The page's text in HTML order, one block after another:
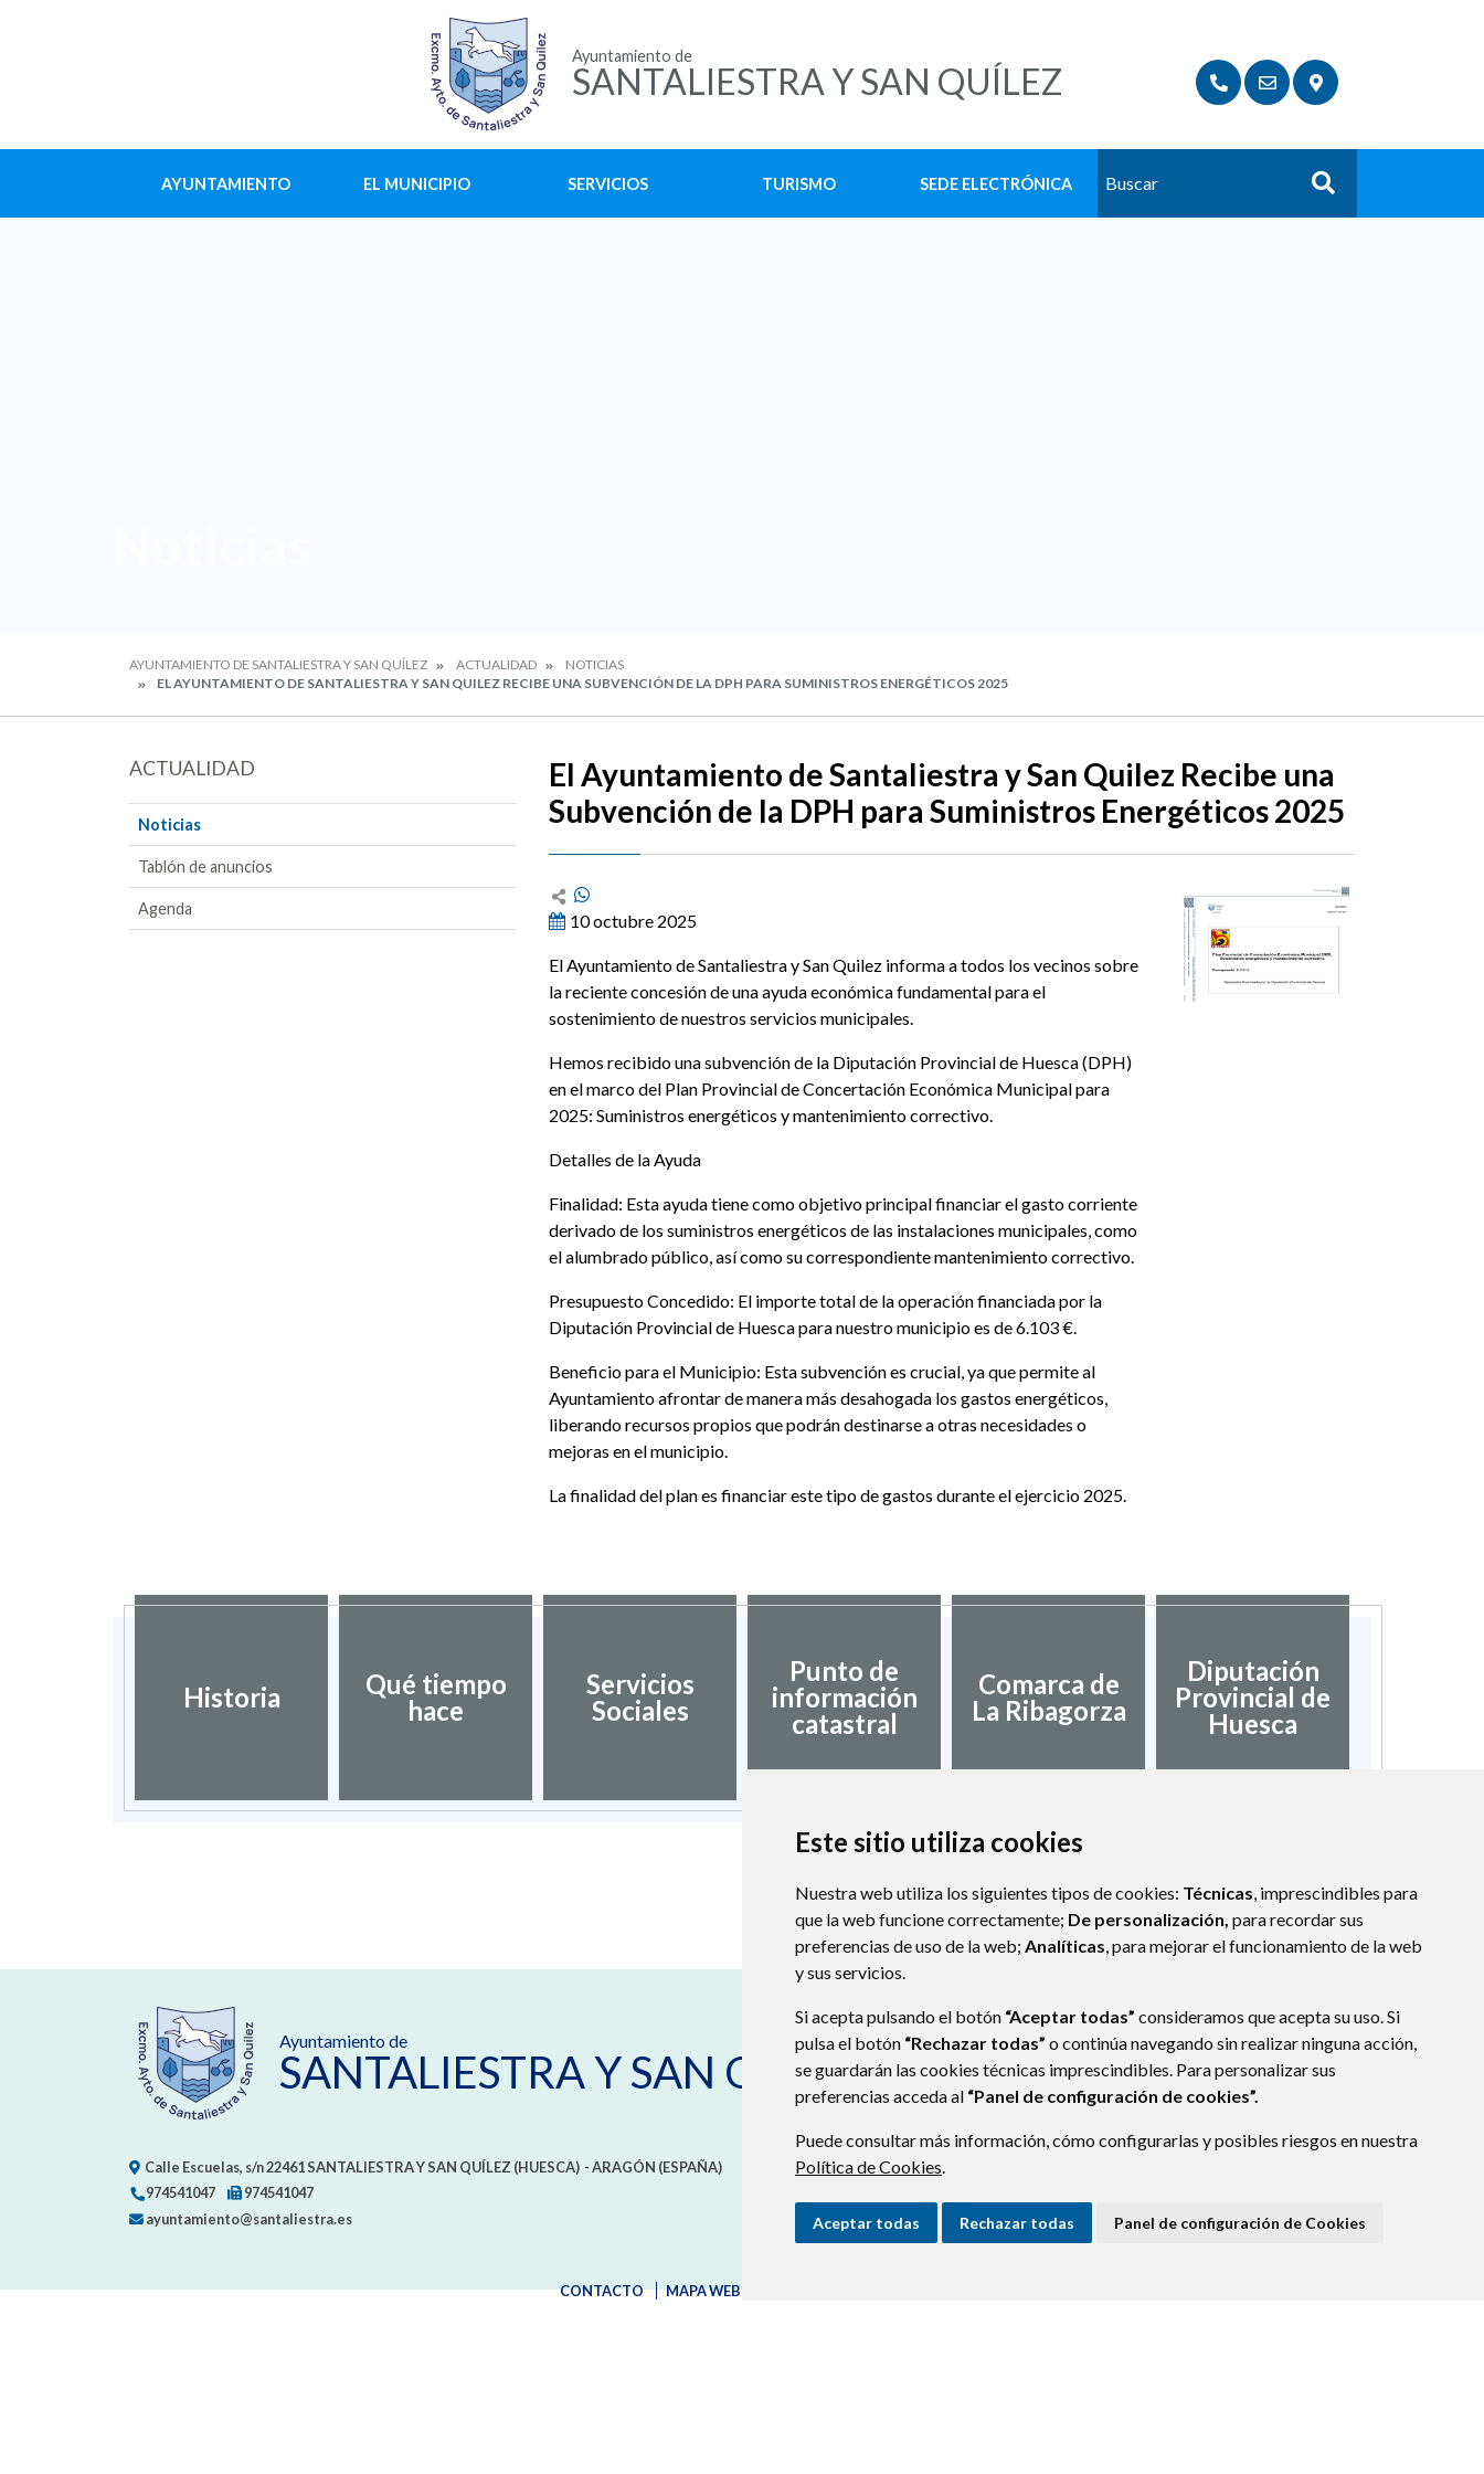
Este sitio utiliza cookies
Nuestra web utiliza los siguientes tipos de cookies: Técnicas, imprescindibles para
que la web funcione correctamente; De personalización, para recordar sus
preferencias de uso de la web; Analíticas, para mejorar el funcionamiento de la web
y sus servicios.
Si acepta pulsando el botón “Aceptar todas” consideramos que acepta su uso. Si
pulsa el botón “Rechazar todas” o continúa navegando sin realizar ninguna acción,
se guardarán las cookies técnicas imprescindibles. Para personalizar sus
preferencias acceda al “Panel de configuración de cookies”.
Puede consultar más información, cómo configurarlas y posibles riesgos en nuestra
Política de Cookies.
Aceptar todas Rechazar todas Panel de configuración de Cookies
Ayuntamiento de
SANTALIESTRA Y SAN QUÍLEZ
AYUNTAMIENTO EL MUNICIPIO SERVICIOS TURISMO SEDE ELECTRÓNICA Buscar
AYUNTAMIENTO DE SANTALIESTRA Y SAN QUÍLEZ ACTUALIDAD
NOTICIAS
EL AYUNTAMIENTO DE SANTALIESTRA Y SAN QUILEZ RECIBE UNA SUBVENCIÓN DE LA DPH PARA SUMINISTROS ENERGÉTICOS 2025
ACTUALIDAD
Noticias
Tablón de anuncios
Agenda
El Ayuntamiento de Santaliestra y San Quilez Recibe una
Subvención de la DPH para Suministros Energéticos 2025
10 octubre 2025
El Ayuntamiento de Santaliestra y San Quilez informa a todos los vecinos sobre
la reciente concesión de una ayuda económica fundamental para el
sostenimiento de nuestros servicios municipales.
Hemos recibido una subvención de la Diputación Provincial de Huesca (DPH)
en el marco del Plan Provincial de Concertación Económica Municipal para
2025: Suministros energéticos y mantenimiento correctivo.
Detalles de la Ayuda
Finalidad: Esta ayuda tiene como objetivo principal financiar el gasto corriente
derivado de los suministros energéticos de las instalaciones municipales, como
el alumbrado público, así como su correspondiente mantenimiento correctivo.
Presupuesto Concedido: El importe total de la operación financiada por la
Diputación Provincial de Huesca para nuestro municipio es de 6.103 €.
Beneficio para el Municipio: Esta subvención es crucial, ya que permite al
Ayuntamiento afrontar de manera más desahogada los gastos energéticos,
liberando recursos propios que podrán destinarse a otras necesidades o
mejoras en el municipio.
La finalidad del plan es financiar este tipo de gastos durante el ejercicio 2025.
Historia
Qué tiempo
hace
Servicios
Sociales
Punto de
información
catastral
Comarca de
La Ribagorza
Diputación
Provincial de
Huesca
Ayuntamiento de
SANTALIESTRA Y SAN QUÍLEZ
Calle Escuelas, s/n22461SANTALIESTRA Y SAN QUÍLEZ (HUESCA) - ARAGÓN (ESPAÑA)
974541047
974541047
ayuntamiento@santaliestra.es
CONTACTO MAPA WEB